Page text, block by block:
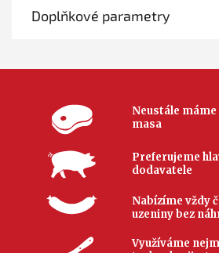
Doplňkové parametry
Neustále máme
masa
Preferujeme
dodavatele
Nabízíme vždy
uzeniny bez
Využíváme